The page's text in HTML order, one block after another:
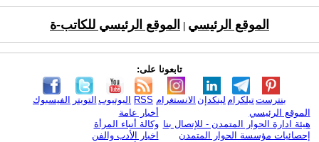
الموقع الرئيسي الموقع الرئيسي للكاتب-ة
تابعونا على:
الفيسبوك التويتر اليوتيوب RSS الانستغرام لينكدإن تيلكرامبنترست
الموقع الرئيسي
هيئة ادارة الحوار المتمدن - للإتصال بنا
إحصائيات مؤسسة الحوار المتمدن
أخبار عامة
وكالة أنباء المرأة
اخبار الأدب والفن